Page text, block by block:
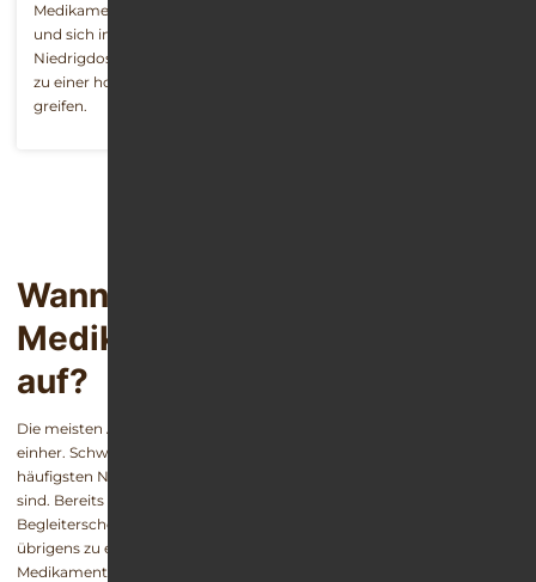
Medikamentensucht-Folgen für alle Betroffenen gravierend sind
und sich im Laufe der Zeit kontinuierlich ausweiten. Das gilt für
Niedrigdosisabhängige genauso wie für Menschen, die tagtäglich
zu einer hohen Dosis Beruhigungs-, Schlaf- oder Schmerzmitteln
greifen.
Wann treten
Medikamentensucht-Folgen
auf?
Die meisten Arzneimittel gehen mit unerwünschten Wirkungen
einher. Schwindel, Übelkeit oder Müdigkeit gehören zu den
häufigsten Nebenwirkungen, die in Packungsbeilagen aufgelistet
sind. Bereits bei der ersten Einnahme können diese negativen
Begleiterscheinungen auftreten. Alle diese Nebenwirkungen können
übrigens zu einer Fahruntauglichkeit führen. Bezogen auf mögliche
Medikamentensucht-Folgen, sind meist nicht diese kurzzeitigen